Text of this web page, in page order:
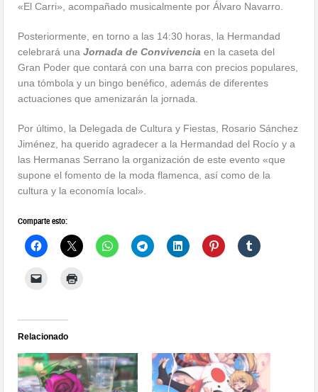
«El Carri», acompañado musicalmente por Álvaro Navarro.
Posteriormente, en torno a las 14:30 horas, la Hermandad
celebrará unaJornada de Convivencia en la caseta del
Gran Poder que contará con una barra con precios populares,
una tómbola y un bingo benéfico, además de diferentes
actuaciones que amenizarán la jornada.
Por último, la Delegada de Cultura y Fiestas, Rosario Sánchez
Jiménez, ha querido agradecer a la Hermandad del Rocío y a
las Hermanas Serrano la organización de este evento «que
supone el fomento de la moda flamenca, así como de la
cultura y la economía local».
Comparte esto:
Relacionado